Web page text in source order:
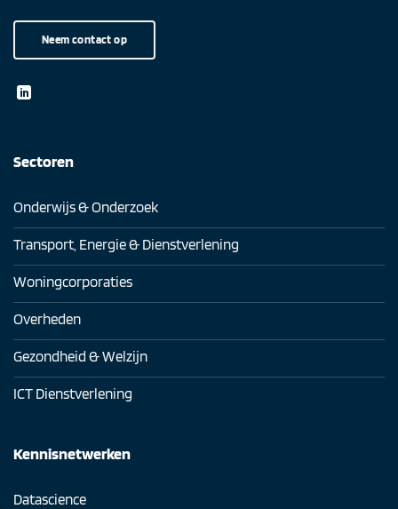
Neem contact op
Sectoren
Onderwijs & Onderzoek
Transport, Energie & Dienstverlening
Woningcorporaties
Overheden
Gezondheid & Welzijn
ICT Dienstverlening
Kennisnetwerken
Datascience